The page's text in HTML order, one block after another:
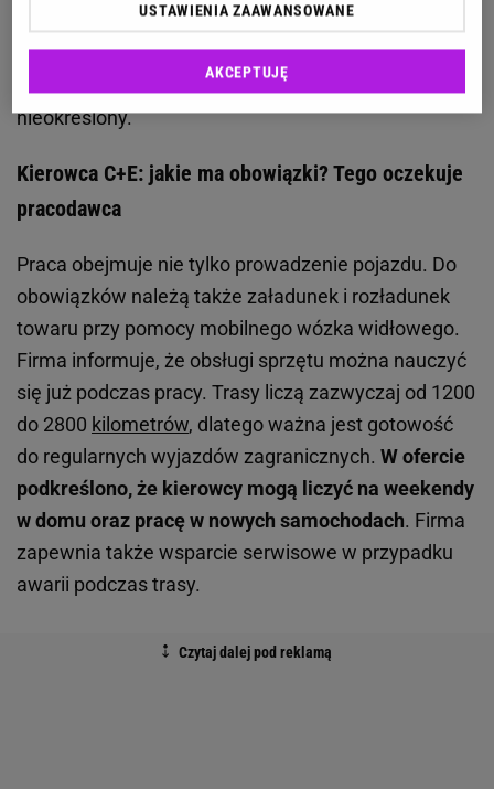
choć sporadycznie pojawią się także kursy krajowe.
W ogłoszeniu podanowynagrodzenie od 12 tys. zł
oraz umowę o pracę na czas
nieokreślony.
Kierowca C+E: jakie ma obowiązki? Tego oczekuje
pracodawca
Praca obejmuje nie tylko prowadzenie pojazdu. Do
obowiązków należą także załadunek i rozładunek
towaru przy pomocy mobilnego wózka widłowego.
Firma informuje, że obsługi sprzętu można nauczyć
się już podczas pracy. Trasy liczą zazwyczaj od 1200
do 2800 kilometrów, dlatego ważna jest gotowość
do regularnych wyjazdów zagranicznych. W ofercie
podkreślono, że kierowcy mogą liczyć na weekendy
w domu oraz pracę w nowych samochodach. Firma
zapewnia także wsparcie serwisowe w przypadku
awarii podczas trasy.
USTAWIENIA ZAAWANSOWANE
AKCEPTUJĘ